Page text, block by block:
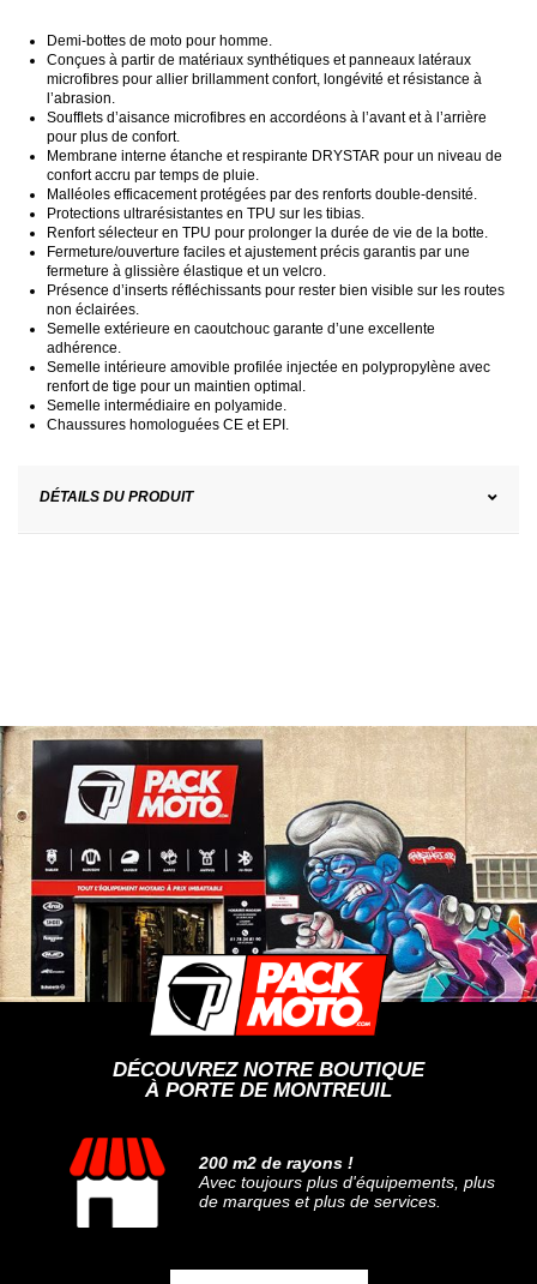
Demi-bottes de moto pour homme.
Conçues à partir de matériaux synthétiques et panneaux latéraux
microfibres pour allier brillamment confort, longévité et résistance à
l’abrasion.
Soufflets d’aisance microfibres en accordéons à l’avant et à l’arrière
pour plus de confort.
Membrane interne étanche et respirante DRYSTAR pour un niveau de
confort accru par temps de pluie.
Malléoles efficacement protégées par des renforts double-densité.
Protections ultrarésistantes en TPU sur les tibias.
Renfort sélecteur en TPU pour prolonger la durée de vie de la botte.
Fermeture/ouverture faciles et ajustement précis garantis par une
fermeture à glissière élastique et un velcro.
Présence d’inserts réfléchissants pour rester bien visible sur les routes
non éclairées.
Semelle extérieure en caoutchouc garante d’une excellente
adhérence.
Semelle intérieure amovible profilée injectée en polypropylène avec
renfort de tige pour un maintien optimal.
Semelle intermédiaire en polyamide.
Chaussures homologuées CE et EPI.
DÉTAILS DU PRODUIT
DÉCOUVREZ NOTRE BOUTIQUE
À PORTE DE MONTREUIL
200 m2 de rayons !
Avec toujours plus d'équipements, plus
de marques et plus de services.